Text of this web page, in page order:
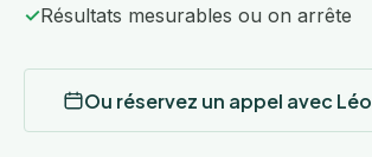
✓Résultats mesurables ou on arrête
Ou réservez un appel avec Léo